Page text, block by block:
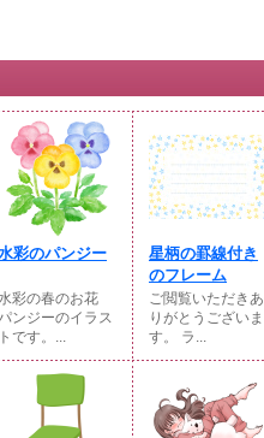
彩のパンジー
彩の春のお花
ンジーのイラス
トです。...
星柄の罫線付き
のフレーム
ご閲覧いただきあ
りがとうございま
す。 ラ...